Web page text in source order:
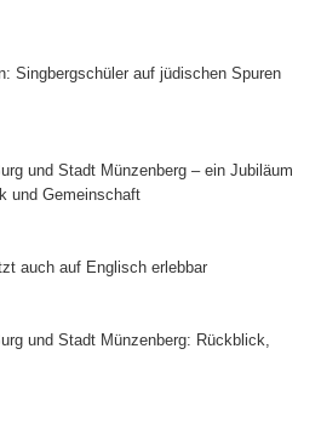
Singbergschüler auf jüdischen Spuren
und Stadt Münzenberg – ein Jubiläum
und Gemeinschaft
auch auf Englisch erlebbar
und Stadt Münzenberg: Rückblick,